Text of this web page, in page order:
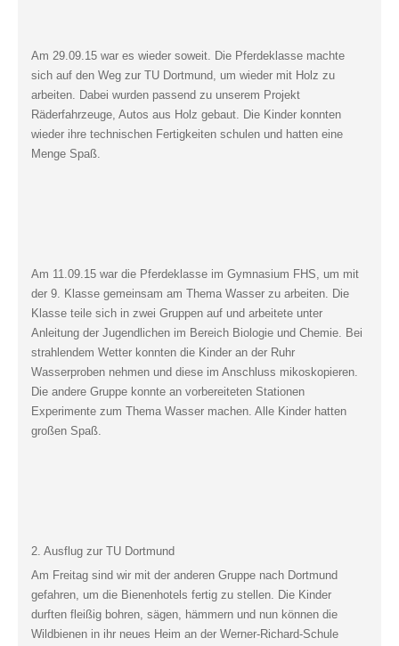
Am 29.09.15 war es wieder soweit. Die Pferdeklasse machte
sich auf den Weg zur TU Dortmund, um wieder mit Holz zu
arbeiten. Dabei wurden passend zu unserem Projekt
Räderfahrzeuge, Autos aus Holz gebaut. Die Kinder konnten
wieder ihre technischen Fertigkeiten schulen und hatten eine
Menge Spaß.
Am 11.09.15 war die Pferdeklasse im Gymnasium FHS, um mit
der 9. Klasse gemeinsam am Thema Wasser zu arbeiten. Die
Klasse teile sich in zwei Gruppen auf und arbeitete unter
Anleitung der Jugendlichen im Bereich Biologie und Chemie. Bei
strahlendem Wetter konnten die Kinder an der Ruhr
Wasserproben nehmen und diese im Anschluss mikoskopieren.
Die andere Gruppe konnte an vorbereiteten Stationen
Experimente zum Thema Wasser machen. Alle Kinder hatten
großen Spaß.
2. Ausflug zur TU Dortmund
Am Freitag sind wir mit der anderen Gruppe nach Dortmund
gefahren, um die Bienenhotels fertig zu stellen. Die Kinder
durften fleißig bohren, sägen, hämmern und nun können die
Wildbienen in ihr neues Heim an der Werner-Richard-Schule